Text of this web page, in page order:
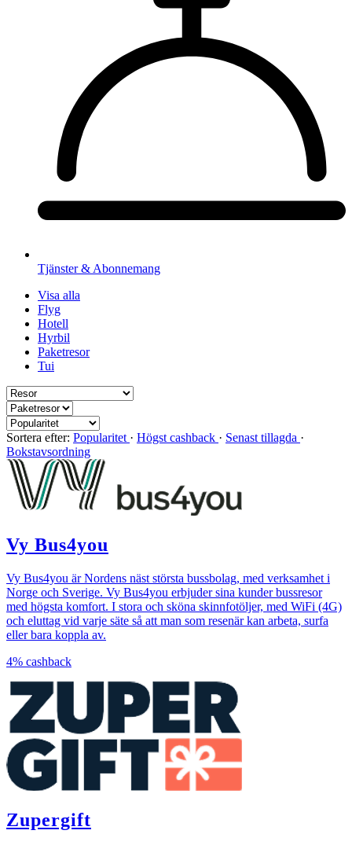
Tjänster & Abonnemang
Visa alla
Flyg
Hotell
Hyrbil
Paketresor
Tui
Sortera efter: Popularitet · Högst cashback · Senast tillagda ·
Bokstavsordning
Vy Bus4you
Vy Bus4you är Nordens näst största bussbolag, med verksamhet i
Norge och Sverige. Vy Bus4you erbjuder sina kunder bussresor
med högsta komfort. I stora och sköna skinnfotöljer, med WiFi (4G)
och eluttag vid varje säte så att man som resenär kan arbeta, surfa
eller bara koppla av.
4% cashback
Zupergift